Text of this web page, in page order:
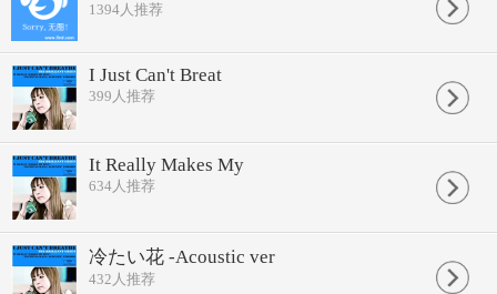
1394人推荐
I Just Can't Breat
399 人推荐
It Really Makes My
634人推荐
冷たい花 -Acoustic ver
432 人推荐